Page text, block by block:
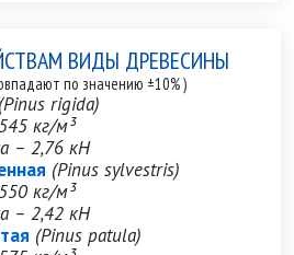
ВИДЫ ДРЕВЕСИНЫ
по значению ±10% )
(Pinus rigida)
кг/м³
– 2,76 кН
(Pinus sylvestris)
кг/м³
– 2,42 кН
(Pinus patula)